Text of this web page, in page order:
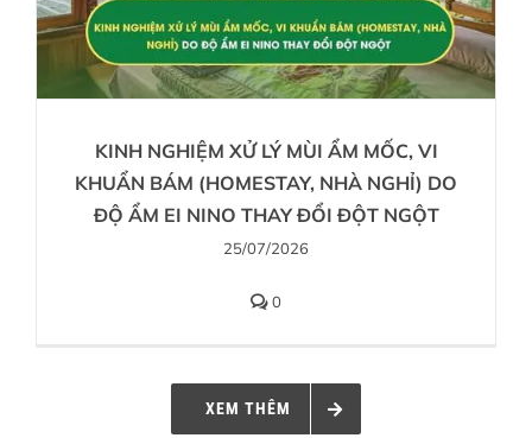
KINH NGHIỆM XỬ LÝ MÙI ẨM MỐC, VI
KHUẨN BÁM (HOMESTAY, NHÀ NGHỈ) DO
ĐỘ ẨM EI NINO THAY ĐỔI ĐỘT NGỘT
25/07/2026
0
XEM THÊM